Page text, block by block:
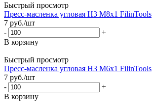
Быстрый просмотр
Пресс-масленка угловая H3 M8x1 FilinTools
7 руб./шт
-
+
В корзину
Быстрый просмотр
Пресс-масленка угловая H3 M6x1 FilinTools
7 руб./шт
-
+
В корзину